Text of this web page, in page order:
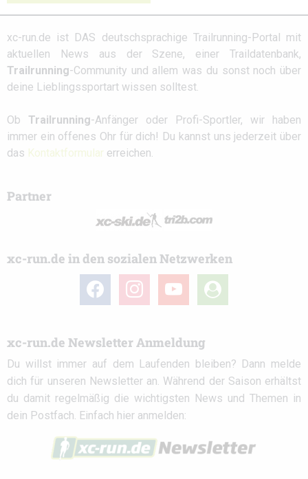
xc-run.de ist DAS deutschsprachige Trailrunning-Portal mit
aktuellen News aus der Szene, einer Traildatenbank,
Trailrunning-Community und allem was du sonst noch über
deine Lieblingssportart wissen solltest.
Ob Trailrunning-Anfänger oder Profi-Sportler, wir haben
immer ein offenes Ohr für dich! Du kannst uns jederzeit über
das Kontaktformular erreichen.
Partner
xc-run.de in den sozialen Netzwerken
facebook instagramyoutube
user-
circle
xc-run.de Newsletter Anmeldung
Du willst immer auf dem Laufenden bleiben? Dann melde
dich für unseren Newsletter an. Während der Saison erhältst
du damit regelmäßig die wichtigsten News und Themen in
dein Postfach. Einfach hier anmelden: